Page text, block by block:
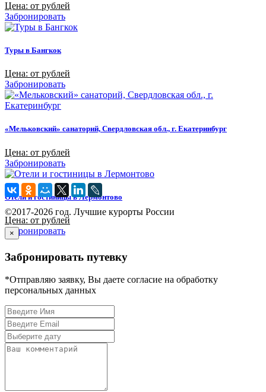
Цена: от рублей
Забронировать
Туры в Бангкок
Цена: от рублей
Забронировать
«Мельковский» санаторий, Свердловская обл., г. Екатеринбург
Цена: от рублей
Забронировать
Отели и гостиницы в Лермонтово
Цена: от рублей
Забронировать
©2017-2026 год. Лучшие курорты России
×
Забронировать путевку
*Отправляю заявку, Вы даете согласие на обработку
персональных данных